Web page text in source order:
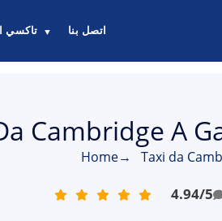
تاكسي ▼ اتصل بنا
Cambridge A
Home→ Taxi da
4.94/5